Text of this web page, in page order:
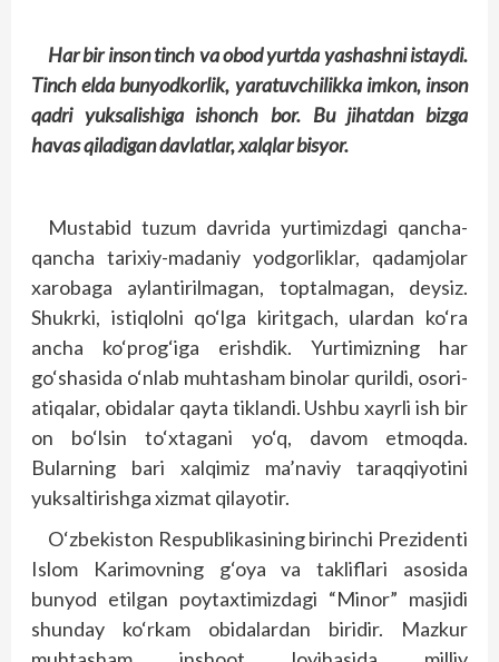
Har bir inson tinch va obod yurtda yashashni istaydi.
Tinch elda bunyodkorlik, yaratuvchilikka imkon, inson
qadri yuksalishiga ishonch bor. Bu jihatdan bizga
havas qiladigan davlatlar, xalqlar bisyor.
Mustabid tuzum davrida yurtimizdagi qancha-
qancha tarixiy-madaniy yodgorliklar, qadamjolar
xarobaga aylantirilmagan, toptalmagan, deysiz.
Shukrki, istiqlolni qo‘lga kiritgach, ulardan ko‘ra
ancha ko‘prog‘iga erishdik. Yurtimizning har
go‘shasida o‘nlab muhtasham binolar qurildi, osori-
atiqalar, obidalar qayta tiklandi. Ushbu xayrli ish bir
on bo‘lsin to‘xtagani yo‘q, davom etmoqda.
Bularning bari xalqimiz ma’naviy taraqqiyotini
yuksaltirishga xizmat qilayotir.
O‘zbekiston Respublikasining birinchi Prezidenti
Islom Karimovning g‘oya va takliflari asosida
bunyod etilgan poytaxtimizdagi “Minor” masjidi
shunday ko‘rkam obidalardan biridir. Mazkur